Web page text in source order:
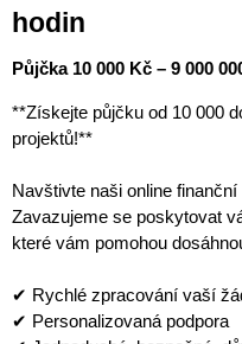
hodin
Půjčka 10 000 Kč – 9 000
**Získejte půjčku od 10 000
projektů!**
Navštivte naši online
Zavazujeme se poskytovat
které vám pomohou
✔ Rychlé zpracování vaší
✔ Personalizovaná podpora